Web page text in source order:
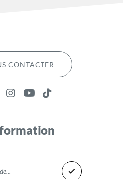
CONTACTER